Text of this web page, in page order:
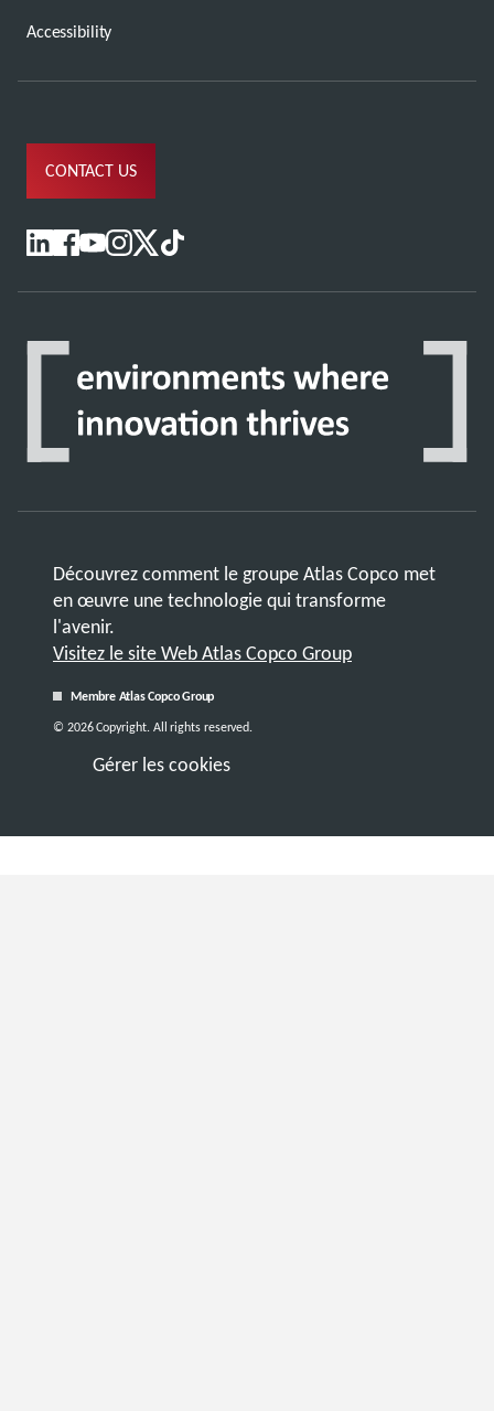
Accessibility
CONTACT US
Découvrez comment le groupe Atlas Copco met
en œuvre une technologie qui transforme
l'avenir.
Visitez le site Web Atlas Copco Group
Membre Atlas Copco Group
Gérer les cookies
© 2026 Copyright. All rights reserved.